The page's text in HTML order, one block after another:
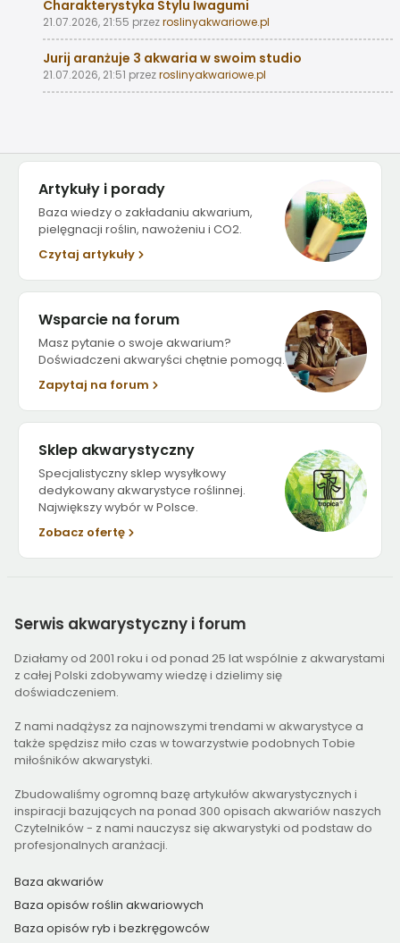
Charakterystyka Stylu Iwagumi
21.07.2026, 21:55 przezroslinyakwariowe.pl
Jurij aranżuje 3 akwaria w swoim studio
21.07.2026, 21:51 przezroslinyakwariowe.pl
Artykuły i porady
Baza wiedzy o zakładaniu akwarium,
pielęgnacji roślin, nawożeniu i CO2.
Czytaj artykuły
Wsparcie na forum
Masz pytanie o swoje akwarium?
Doświadczeni akwaryści chętnie pomogą.
Zapytaj na forum
Sklep akwarystyczny
Specjalistyczny sklep wysyłkowy
dedykowany akwarystyce roślinnej.
Największy wybór w Polsce.
Zobacz ofertę
Serwis akwarystyczny i forum
Działamy od 2001 roku i od ponad 25 lat wspólnie z akwarystami
z całej Polski zdobywamy wiedzę i dzielimy się
doświadczeniem.
Z nami nadążysz za najnowszymi trendami w akwarystyce a
także spędzisz miło czas w towarzystwie podobnych Tobie
miłośników akwarystyki.
Zbudowaliśmy ogromną bazę artykułów akwarystycznych i
inspiracji bazujących na ponad 300 opisach akwariów naszych
Czytelników - z nami nauczysz się akwarystyki od podstaw do
profesjonalnych aranżacji.
Baza akwariów
Baza opisów roślin akwariowych
Baza opisów ryb i bezkręgowców